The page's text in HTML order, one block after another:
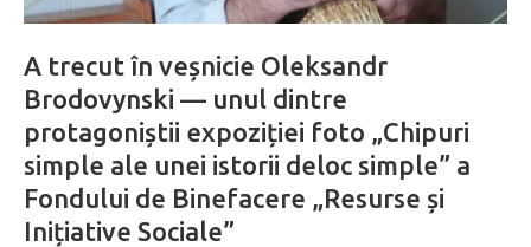
A trecut în veșnicie Oleksandr
Brodovynski — unul dintre
protagoniștii expoziției foto „Chipuri
simple ale unei istorii deloc simple” a
Fondului de Binefacere „Resurse și
Inițiative Sociale”